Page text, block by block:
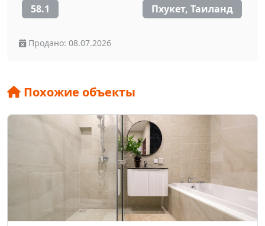
58.1
Пхукет, Таиланд
Продано: 08.07.2026
Похожие объекты